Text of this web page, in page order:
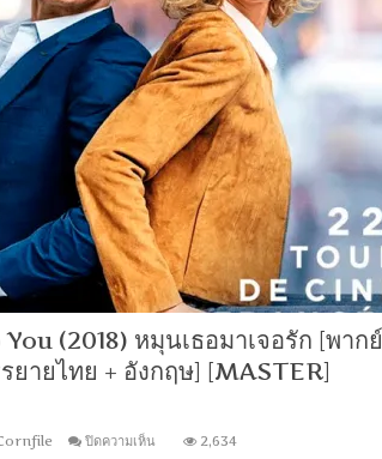
(2018) หมุนเธอมาเจอรัก [พากย์
ยายไทย + อังกฤษ] [MASTER]
ปิดความเห็นบน
2,634